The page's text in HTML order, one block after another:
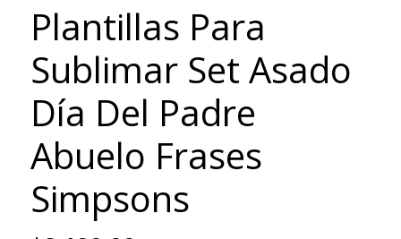
Plantillas Para
Sublimar Set Asado
Día Del Padre
Abuelo Frases
Simpsons